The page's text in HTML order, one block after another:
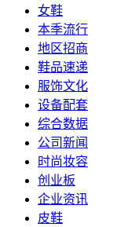
女鞋
本季流行
地区招商
鞋品速递
服饰文化
设备配套
综合数据
公司新闻
时尚妆容
创业板
企业资讯
皮鞋